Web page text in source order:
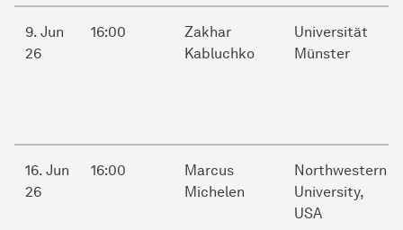
9. Jun
26
16:00
Zakhar
Kabluchko
Universität
Münster
16. Jun
26
16:00
Marcus
Michelen
Northwestern
University,
USA